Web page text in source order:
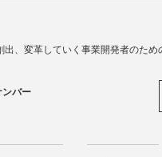
、変革していく事業開発者のため
クナンバー